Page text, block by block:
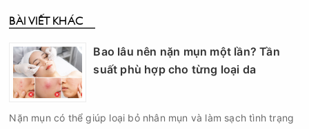
BÀI VIẾT KHÁC
Bao lâu nên nặn mụn một lần? Tần
suất phù hợp cho từng loại da
Nặn mụn có thể giúp loại bỏ nhân mụn và làm sạch tình trạng